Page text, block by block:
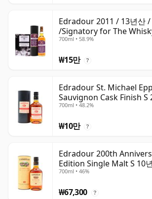
Edradour 2011 / 13년산
/Signatory for The
700ml • 58.9%
₩15만 ?
Edradour St. Michael
Sauvignon Cask Finish S
700ml • 48.2%
₩10만 ?
Edradour 200th
Edition Single Malt S 10
700ml • 46%
₩67,300 ?